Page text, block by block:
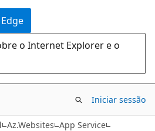
o Internet Explorer e o
Iniciar sessão
Az.Websites App Service